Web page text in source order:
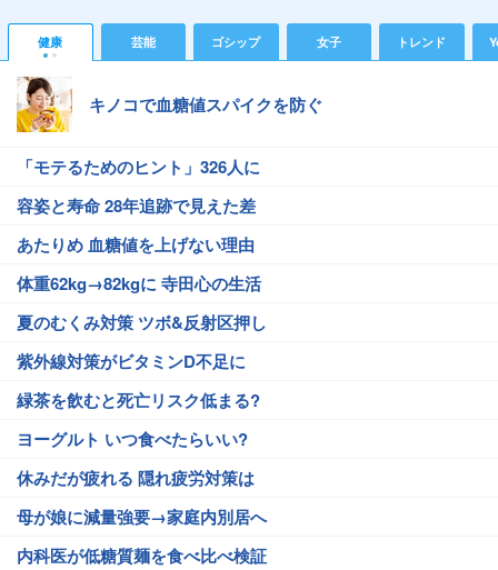
健康 芸能 ゴシップ 女子 トレンド
キノコで血糖値スパイクを防ぐ
「モテるためのヒント」326人に
容姿と寿命 28年追跡で見えた差
あたりめ 血糖値を上げない理由
体重62kg→82kgに 寺田心の生活
夏のむくみ対策 ツボ&反射区押し
紫外線対策がビタミンD不足に
緑茶を飲むと死亡リスク低まる?
ヨーグルト いつ食べたらいい?
休みだが疲れる 隠れ疲労対策は
母が娘に減量強要→家庭内別居へ
内科医が低糖質麺を食べ比べ検証